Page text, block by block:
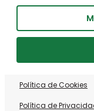
Política de Cookies
Política de